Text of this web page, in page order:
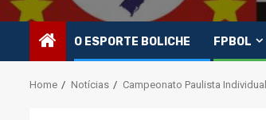
O ESPORTE BOLICHE FPBOL
Home Notícias Campeonato Paulista